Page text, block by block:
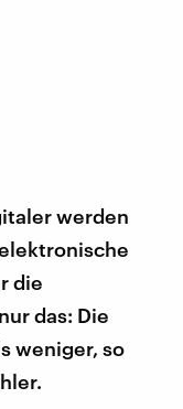
werden
die
das: Die
weniger, so